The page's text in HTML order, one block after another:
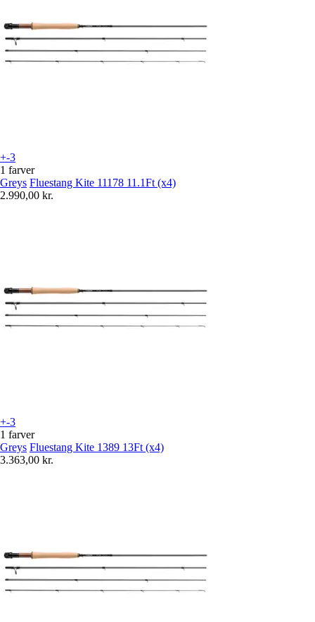
+-3
1 farver
Greys Fluestang Kite 11178 11.1Ft (x4)
2.990,00 kr.
+-3
1 farver
Greys Fluestang Kite 1389 13Ft (x4)
3.363,00 kr.